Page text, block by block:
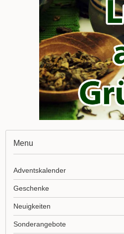
Menu
Adventskalender
Geschenke
Neuigkeiten
Sonderangebote